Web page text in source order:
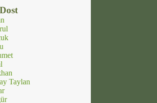
Taylan